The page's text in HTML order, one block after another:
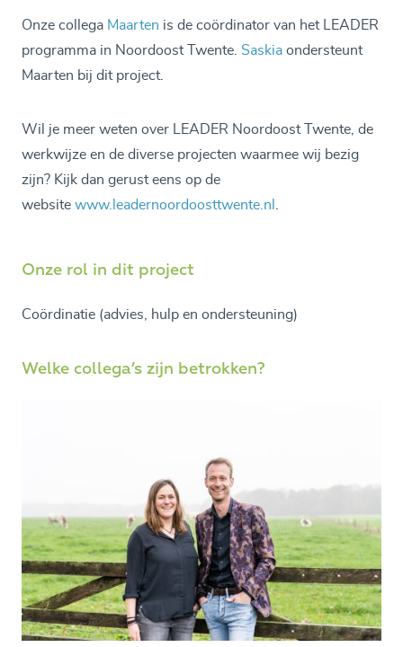
Onze collega Maarten is de coördinator van het LEADER
programma in Noordoost Twente. Saskia ondersteunt
Maarten bij dit project.
Wil je meer weten over LEADER Noordoost Twente, de
werkwijze en de diverse projecten waarmee wij bezig
zijn? Kijk dan gerust eens op de
website www.leadernoordoosttwente.nl
Onze rol in dit project
Coördinatie (advies, hulp en ondersteuning)
Welke collega’s zijn betrokken?